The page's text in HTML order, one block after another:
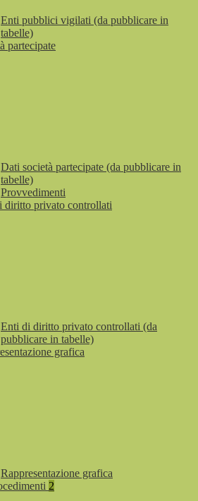
Enti pubblici vigilati (da pubblicare in
tabelle)
partecipate
Dati società partecipate (da pubblicare in
tabelle)
Provvedimenti
diritto privato controllati
Enti di diritto privato controllati (da
pubblicare in tabelle)
grafica
Rappresentazione grafica
2